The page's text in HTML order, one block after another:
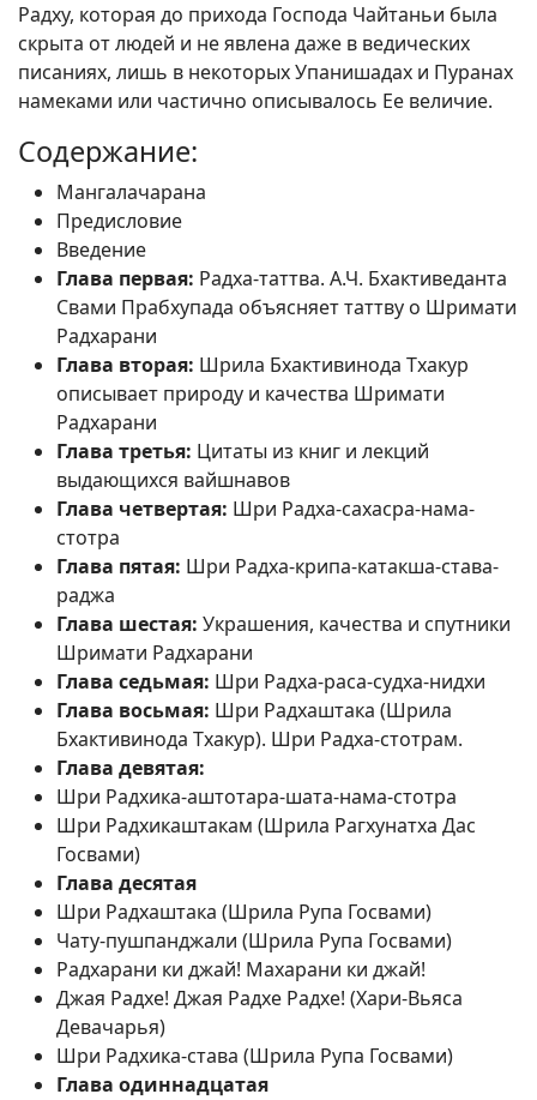
Радху, которая до прихода Господа Чайтаньи была
скрыта от людей и не явлена даже в ведических
писаниях, лишь в некоторых Упанишадах и Пуранах
намеками или частично описывалось Ее величие.
Содержание:
Мангалачарана
Предисловие
Введение
Глава первая: Радха-таттва. А.Ч. Бхактиведанта
Свами Прабхупада объясняет таттву о Шримати
Радхарани
Глава вторая: Шрила Бхактивинода Тхакур
описывает природу и качества Шримати
Радхарани
Глава третья: Цитаты из книг и лекций
выдающихся вайшнавов
Глава четвертая: Шри Радха-сахасра-нама-
стотра
Глава пятая: Шри Радха-крипа-катакша-става-
раджа
Глава шестая: Украшения, качества и спутники
Шримати Радхарани
Глава седьмая: Шри Радха-раса-судха-нидхи
Глава восьмая: Шри Радхаштака (Шрила
Бхактивинода Тхакур). Шри Радха-стотрам.
Глава девятая:
Шри Радхика-аштотара-шата-нама-стотра
Шри Радхикаштакам (Шрила Рагхунатха Дас
Госвами)
Глава десятая
Шри Радхаштака (Шрила Рупа Госвами)
Чату-пушпанджали (Шрила Рупа Госвами)
Радхарани ки джай! Махарани ки джай!
Джая Радхе! Джая Радхе Радхе! (Хари-Вьяса
Девачарья)
Шри Радхика-става (Шрила Рупа Госвами)
Глава одиннадцатая